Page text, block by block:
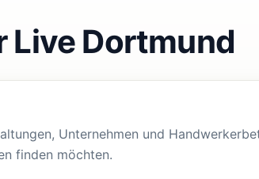
Live Dortmund
Unternehmen und
finden möchten.